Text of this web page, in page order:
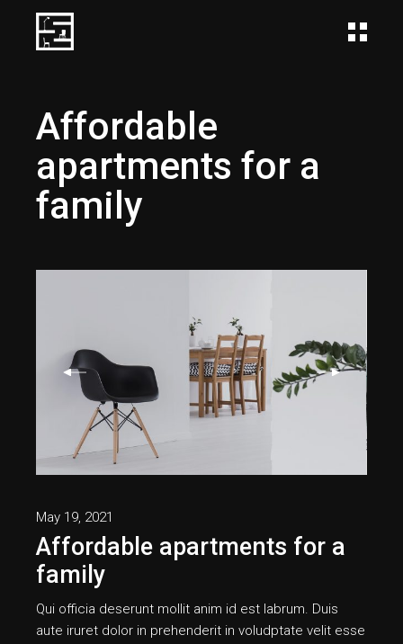
Affordable
apartments for a
family
May 19, 2021
Affordable apartments for a
family
Qui officia deserunt mollit anim id est labrum. Duis
aute iruret dolor in prehenderit in voludptate velit esse